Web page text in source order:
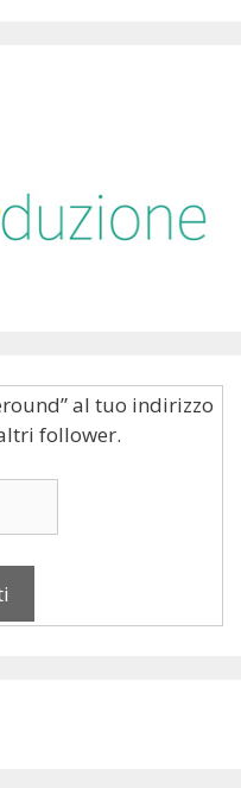
al tuo indirizzo
follower.